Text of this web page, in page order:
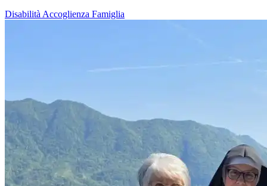
Disabilità Accoglienza Famiglia